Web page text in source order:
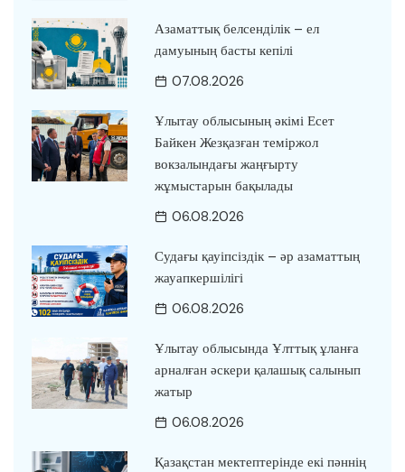
Азаматтық белсенділік – ел
дамуының басты кепілі
07.08.2026
Ұлытау облысының әкімі Есет
Байкен Жезқазған теміржол
вокзалындағы жаңғырту
жұмыстарын бақылады
06.08.2026
Судағы қауіпсіздік – әр азаматтың
жауапкершілігі
06.08.2026
Ұлытау облысында Ұлттық ұланға
арналған әскери қалашық салынып
жатыр
06.08.2026
Қазақстан мектептерінде екі пәннің